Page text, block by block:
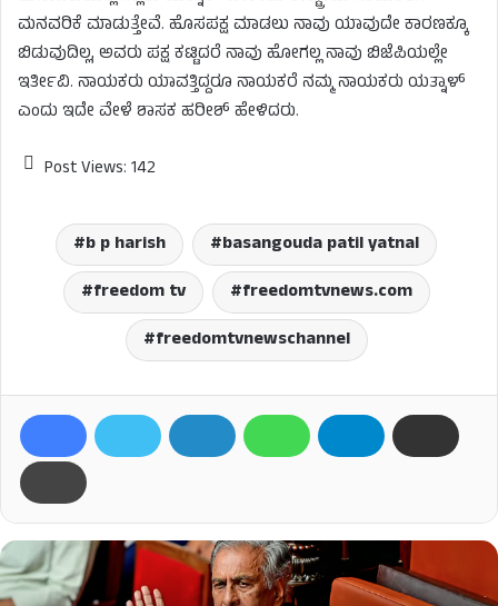
ಮನವರಿಕೆ ಮಾಡುತ್ತೇವೆ. ಹೊಸ‌ಪಕ್ಷ ಮಾಡಲು ನಾವು ಯಾವುದೇ ಕಾರಣಕ್ಕೂ
ಬಿಡುವುದಿಲ್ಲ, ಅವರು ಪಕ್ಷ ಕಟ್ಟಿದರೆ ನಾವು ಹೋಗಲ್ಲ ನಾವು ಬಿಜೆಪಿಯಲ್ಲೇ
ಇರ್ತೀವಿ. ನಾಯಕರು ಯಾವತ್ತಿದ್ದರೂ‌ ನಾಯಕರೆ ನಮ್ಮ ನಾಯಕರು ಯತ್ನಾಳ್
ಎಂದು ಇದೇ ವೇಳೆ ಶಾಸಕ ಹರೀಶ್​ ಹೇಳಿದರು.
Post Views: 142
b p harish
basangouda patil yatnal
freedom tv
freedomtvnews.com
freedomtvnewschannel